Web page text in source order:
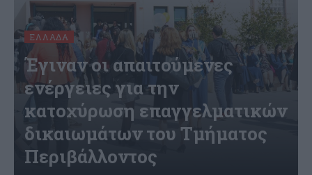
ΕΛΛΆΔΑ
Έγιναν οι απαιτούμενες
ενέργειες για την
κατοχύρωση επαγγελματικών
δικαιωμάτων του Τμήματος
Περιβάλλοντος